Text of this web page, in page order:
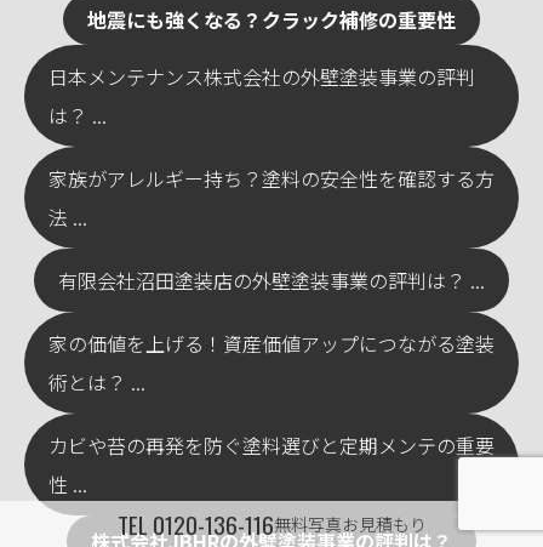
地震にも強くなる？クラック補修の重要性
日本メンテナンス株式会社の外壁塗装事業の評判
は？ ...
家族がアレルギー持ち？塗料の安全性を確認する方
法 ...
有限会社沼田塗装店の外壁塗装事業の評判は？ ...
家の価値を上げる！資産価値アップにつながる塗装
術とは？ ...
カビや苔の再発を防ぐ塗料選びと定期メンテの重要
性 ...
TEL0120-136-116無料写真お見積もり